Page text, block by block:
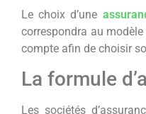
Le choix d’une
correspondra au
compte afin de choisir
La formule
Les sociétés